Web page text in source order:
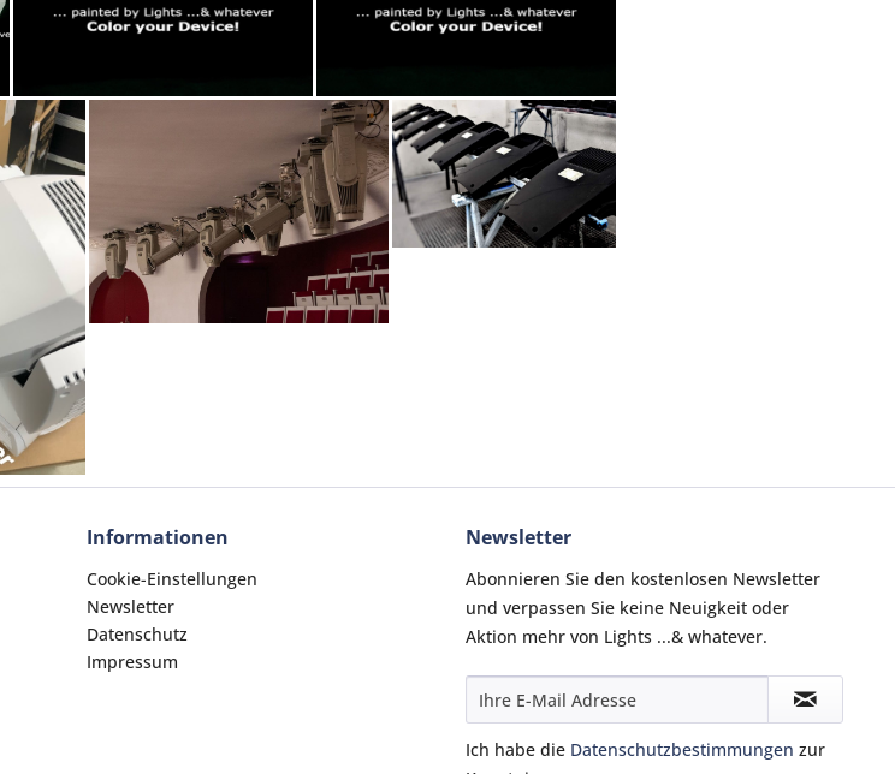
Informationen
Cookie-Einstellungen
Newsletter
Datenschutz
Impressum
Newsletter
Abonnieren Sie den kostenlosen Newsletter
und verpassen Sie keine Neuigkeit oder
Aktion mehr von Lights ...& whatever.
Ich habe die Datenschutzbestimmungen zur